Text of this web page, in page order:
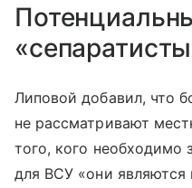
Липовой добавил, что
не рассматривают
того, кого необходимо
для ВСУ «они являются